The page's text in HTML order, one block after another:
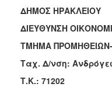
2020
2019
2018
2017
2016
ΔΗΜΟΣ ΗΡΑΚΛΕΙΟΥ
ΔΙΕΥΘΥΝΣΗ
ΤΜΗΜΑ
Ταχ. Δ/
Τ.Κ.: 71202